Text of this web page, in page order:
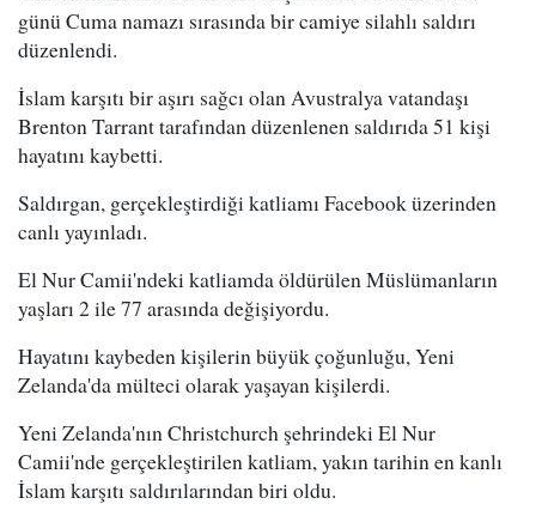
günü Cuma namazı sırasında bir camiye silahlı saldırı
düzenlendi.
İslam karşıtı bir aşırı sağcı olan Avustralya vatandaşı
Brenton Tarrant tarafından düzenlenen saldırıda 51 kişi
hayatını kaybetti.
Saldırgan, gerçekleştirdiği katliamı Facebook üzerinden
canlı yayınladı.
El Nur Camii'ndeki katliamda öldürülen Müslümanların
yaşları 2 ile 77 arasında değişiyordu.
Hayatını kaybeden kişilerin büyük çoğunluğu, Yeni
Zelanda'da mülteci olarak yaşayan kişilerdi.
Yeni Zelanda'nın Christchurch şehrindeki El Nur
Camii'nde gerçekleştirilen katliam, yakın tarihin en kanlı
İslam karşıtı saldırılarından biri oldu.